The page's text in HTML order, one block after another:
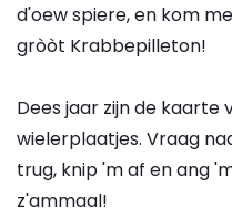
d'oew spiere, en kom
gròòt Krabbepilleton!
Dees jaar zijn de kaarte
wielerplaatjes. Vraag
trug, knip 'm af en ang
z'ammaal!